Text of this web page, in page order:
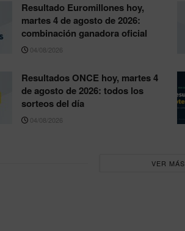
Resultado Euromillones hoy,
martes 4 de agosto de 2026:
combinación ganadora oficial
04/08/2026
Resultados ONCE hoy, martes 4
de agosto de 2026: todos los
sorteos del día
04/08/2026
VER MÁS